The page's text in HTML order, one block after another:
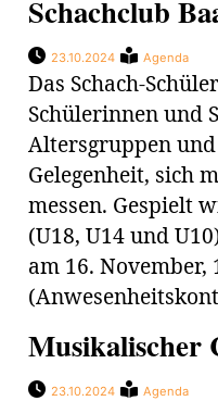
Schachclub
23.10.2024 Agenda
Das Schach-
Schülerinnen und
Altersgruppen
Gelegenheit, sich
messen. Gespielt
(U18, U14 und
am 16. November,
Musikalischer
23.10.2024 Agenda